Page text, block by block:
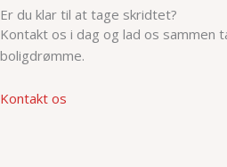
Er du klar til at tage skridtet?
Kontakt os i dag og lad os sammen
boligdrømme.
Kontakt os